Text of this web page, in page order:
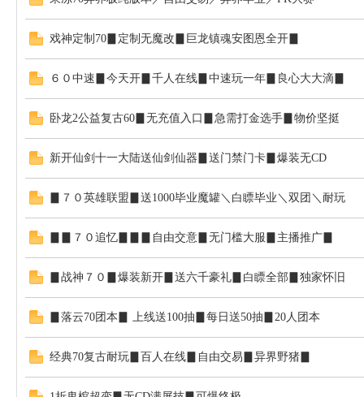
坛
戏神定制70▊定制无魔改▊巨龙镇魂安图恩全开▊
６０中速▊今天开▊千人在线▊中速玩一年▊良心大大滴▊
卧龙2公益复古60▊无充值入口▊急需打金选手▊物价坚挺
新开仙剑十一大陆送仙剑仙器▊送门禁门卡▊爆装无CD
▊７０英雄联盟▊送1000毕业魔罐＼白瞟毕业＼双团＼耐玩
▊▊７０追忆▊▊▊自由交意▊无门槛大服▊主播推广▊
▊战神７０▊爆装新开▊送六千豪礼▊白瞟全部▊独家怀旧
▊落云70团本▊ 上线送100抽▊每日送50抽▊20人团本
经典70复古耐玩▊百人在线▊自由交易▊异界野猪▊